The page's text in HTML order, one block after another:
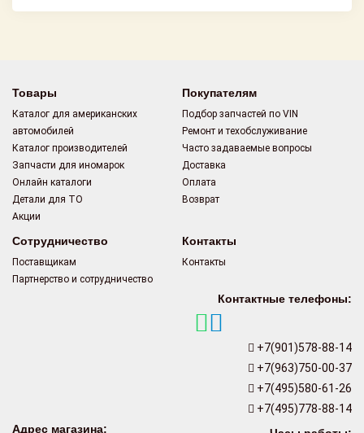
Товары
Каталог для американских
автомобилей
Каталог производителей
Запчасти для иномарок
Онлайн каталоги
Детали для ТО
Акции
Покупателям
Подбор запчастей по VIN
Ремонт и техобслуживание
Часто задаваемые вопросы
Доставка
Оплата
Возврат
Сотрудничество
Поставщикам
Партнерство и сотрудничество
Контакты
Контакты
Контактные телефоны:
+7(901)578-88-14
+7(963)750-00-37
+7(495)580-61-26
+7(495)778-88-14
Адрес магазина: